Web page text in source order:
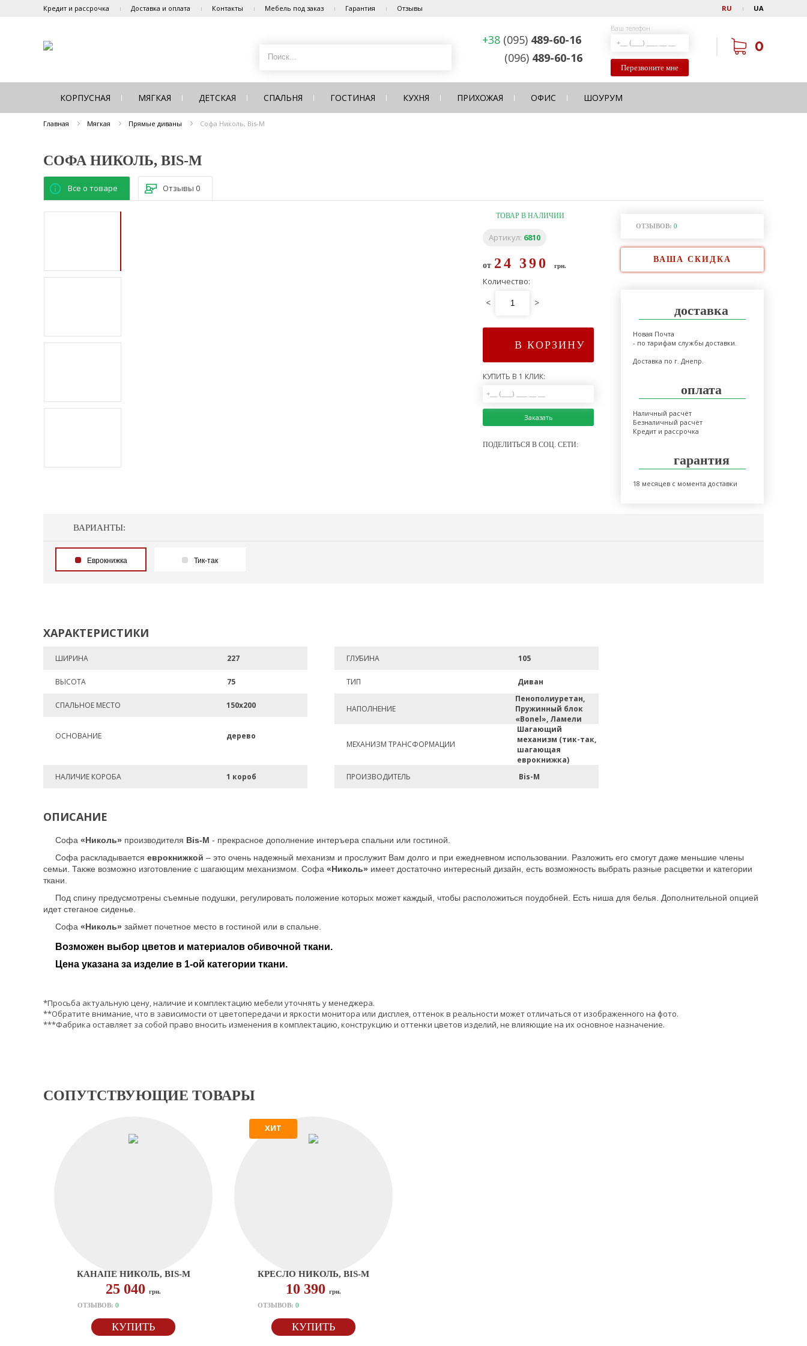
Кредит и рассрочка Доставка и оплата Контакты Мебель под заказ Гарантия Отзывы RU UA
+38 (095) 489-60-16
(096) 489-60-16
Ваш телефон
Перезвоните мне
0
КОРПУСНАЯ МЯГКАЯ ДЕТСКАЯ СПАЛЬНЯ ГОСТИНАЯ КУХНЯ ПРИХОЖАЯ ОФИС ШОУРУМ
Главная Мягкая Прямые диваны Софа Николь, Bis-M
СОФА НИКОЛЬ, BIS-M
Все о товаре Отзывы 0
ТОВАР В НАЛИЧИИ
Артикул: 6810
от 24 390 грн.
Количество:
< >
В КОРЗИНУ
КУПИТЬ В 1 КЛИК:
Заказать
ПОДЕЛИТЬСЯ В СОЦ. СЕТИ:
ОТЗЫВОВ: 0
ВАША СКИДКА
доставка
Новая Почта
- по тарифам службы доставки.
Доставка по г. Днепр.
оплата
Наличный расчёт
Безналичный расчёт
Кредит и рассрочка
гарантия
18 месяцев с момента доставки
ВАРИАНТЫ:
Еврокнижка Тик-так
ХАРАКТЕРИСТИКИ
ШИРИНА 227 ГЛУБИНА 105
ВЫСОТА 75 ТИП Диван
СПАЛЬНОЕ МЕСТО 150х200 НАПОЛНЕНИЕ
Пенополиуретан,
Пружинный блок
«Bonel», Ламели
ОСНОВАНИЕ
дерево
МЕХАНИЗМ ТРАНСФОРМАЦИИ
Шагающий
механизм (тик-так,
шагающая
еврокнижка)
НАЛИЧИЕ КОРОБА
1 короб ПРОИЗВОДИТЕЛЬ Bis-M
ОПИСАНИЕ
Софа «Николь» производителя Bis-M - прекрасное дополнение интеръера спальни или гостиной.
Софа раскладывается еврокнижкой – это очень надежный механизм и прослужит Вам долго и при ежедневном использовании. Разложить его смогут даже меньшие члены
семьи. Также возможно изготовление с шагающим механизмом. Софа «Николь» имеет достаточно интересный дизайн, есть возможность выбрать разные расцветки и категории
ткани.
Под спину предусмотрены съемные подушки, регулировать положение которых может каждый, чтобы расположиться поудобней. Есть ниша для белья. Дополнительной опцией
идет стеганое сиденье.
Софа «Николь» займет почетное место в гостиной или в спальне.
Возможен выбор цветов и материалов обивочной ткани.
Цена указана за изделие в 1-ой категории ткани.
*Просьба актуальную цену, наличие и комплектацию мебели уточнять у менеджера.
**Обратите внимание, что в зависимости от цветопередачи и яркости монитора или дисплея, оттенок в реальности может отличаться от изображенного на фото.
***Фабрика оставляет за собой право вносить изменения в комплектацию, конструкцию и оттенки цветов изделий, не влияющие на их основное назначение.
СОПУТСТВУЮЩИЕ ТОВАРЫ
КАНАПЕ НИКОЛЬ, BIS-M
25 040 грн.
ОТЗЫВОВ: 0
КУПИТЬ
ХИТ
КРЕСЛО НИКОЛЬ, BIS-M
10 390 грн.
ОТЗЫВОВ: 0
КУПИТЬ